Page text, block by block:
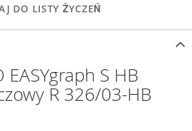
DO LISTY ŻYCZEŃ
EASYgraph S HB
R 326/03-HB